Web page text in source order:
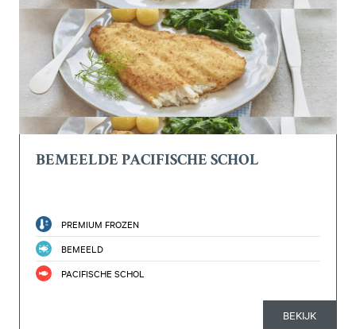
BEMEELDE PACIFISCHE SCHOL
PREMIUM FROZEN
BEMEELD
PACIFISCHE SCHOL
BEKIJK